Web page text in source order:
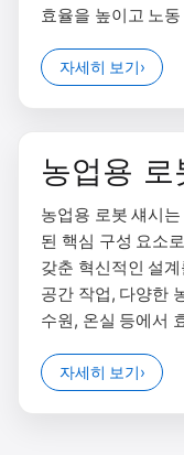
효율을 높이고 노
자세히 보기›
농업용 로
농업용 로봇 섀시
된 핵심 구성 요소
갖춘 혁신적인 설
공간 작업, 다양한
수원, 온실 등에서
자세히 보기›